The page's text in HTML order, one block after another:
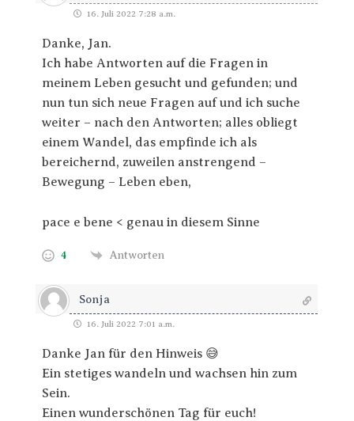
16. Juli 2022 7:28 a.m.
Danke, Jan.
Ich habe Antworten auf die Fragen in
meinem Leben gesucht und gefunden; und
nun tun sich neue Fragen auf und ich suche
weiter – nach den Antworten; alles obliegt
einem Wandel, das empfinde ich als
bereichernd, zuweilen anstrengend –
Bewegung – Leben eben,
pace e bene < genau in diesem Sinne
4 Antworten
Sonja
16. Juli 2022 7:01 a.m.
Danke Jan für den Hinweis 😅
Ein stetiges wandeln und wachsen hin zum
Sein.
Einen wunderschönen Tag für euch!